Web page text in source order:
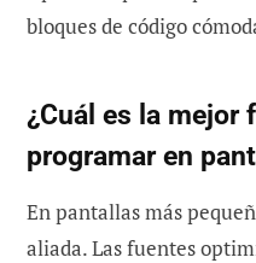
bloques de código
¿Cuál es la mejor
programar en
En pantallas más
aliada. Las fuentes